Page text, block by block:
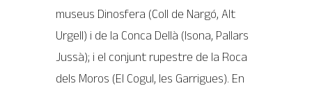
museus Dinosfera (Coll de Nargó, Alt
Urgell) i de la Conca Dellà (Isona, Pallars
Jussà); i el conjunt rupestre de la Roca
dels Moros (El Cogul, les Garrigues). En